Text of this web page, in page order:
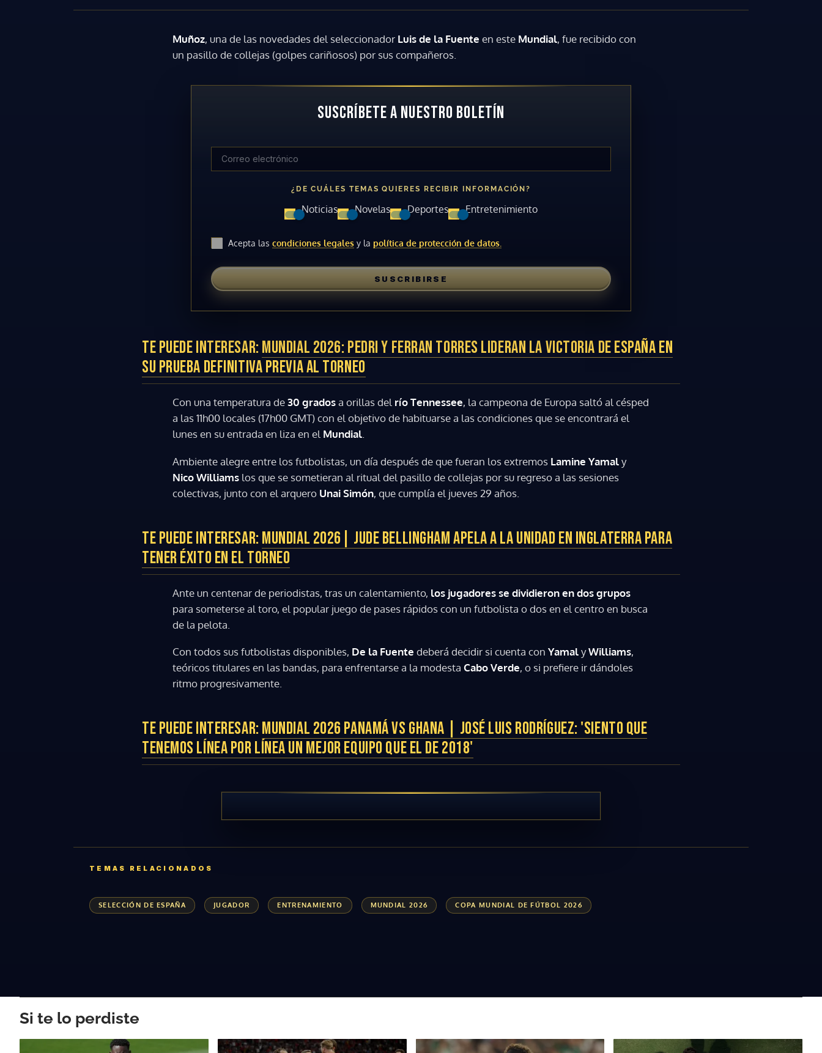
Muñoz, una de las novedades del seleccionador Luis de la Fuente en este Mundial, fue recibido con
un pasillo de collejas (golpes cariñosos) por sus compañeros.
SUSCRÍBETE A NUESTRO BOLETÍN
¿DE CUÁLES TEMAS QUIERES RECIBIR INFORMACIÓN?
Noticias Novelas Deportes Entretenimiento
Acepta las condiciones legales y la política de protección de datos.
SUSCRIBIRSE
Gracias por suscribirte a nuestro boletín.
ACEPTAR
TE PUEDE INTERESAR: MUNDIAL 2026: PEDRI Y FERRAN TORRES LIDERAN LA VICTORIA DE ESPAÑA EN
SU PRUEBA DEFINITIVA PREVIA AL TORNEO
Con una temperatura de30 gradosa orillas del río Tennessee, la campeona de Europa saltó al césped
a las 11h00 locales (17h00 GMT) con el objetivo de habituarse a las condiciones que se encontrará el
lunes en su entrada en liza en el Mundial.
Ambiente alegre entre los futbolistas, un día después de que fueran los extremos Lamine Yamaly
Nico Williams los que se sometieran al ritual del pasillo de collejas por su regreso a las sesiones
colectivas, junto con el arquero Unai Simón, que cumplía el jueves 29 años.
TE PUEDE INTERESAR: MUNDIAL 2026| JUDE BELLINGHAM APELA A LA UNIDAD EN INGLATERRA PARA
TENER ÉXITO EN EL TORNEO
Ante un centenar de periodistas, tras un calentamiento, los jugadores se dividieron en dos grupos
para someterse al toro, el popular juego de pases rápidos con un futbolista o dos en el centro en busca
de la pelota.
Con todos sus futbolistas disponibles, De la Fuente deberá decidir si cuenta con YamalyWilliams,
teóricos titulares en las bandas, para enfrentarse a la modesta Cabo Verde, o si prefiere ir dándoles
ritmo progresivamente.
TE PUEDE INTERESAR: MUNDIAL 2026 PANAMÁ VS GHANA | JOSÉ LUIS RODRÍGUEZ: 'SIENTO QUE
TENEMOS LÍNEA POR LÍNEA UN MEJOR EQUIPO QUE EL DE 2018'
TEMAS RELACIONADOS
SELECCIÓN DE ESPAÑA JUGADOR ENTRENAMIENTO MUNDIAL 2026 COPA MUNDIAL DE FÚTBOL 2026
Si te lo perdiste